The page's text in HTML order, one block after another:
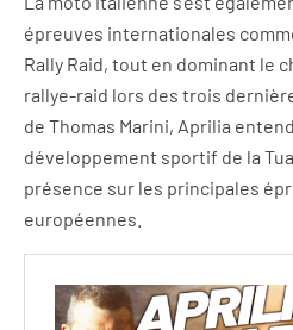
épreuves internationales
Rally Raid, tout en dominant le
rallye-raid lors des trois
de Thomas Marini, Aprilia
développement sportif de la
présence sur les principales
européennes.